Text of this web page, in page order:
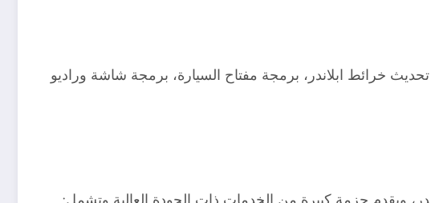
تحديث خرائط ابلاندر، برمجة مفتاح السيارة، برمجة شاشة وراديو